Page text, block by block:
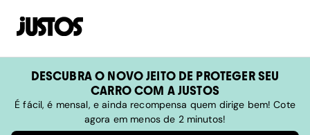
DESCUBRA O NOVO JEITO DE PROTEGER SEU
CARRO COM A JUSTOS
É fácil, é mensal, e ainda recompensa quem dirige bem! Cote
agora em menos de 2 minutos!